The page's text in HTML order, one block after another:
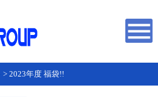
> 2023年度 福袋!!